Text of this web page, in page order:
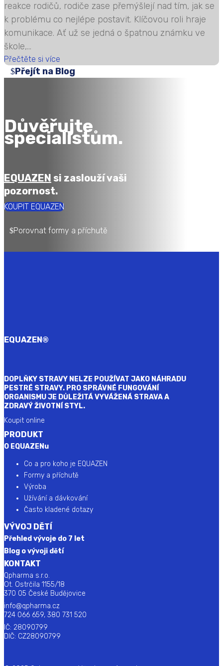
reakce rodičů, rodiče zase přemýšlejí nad tím, jak se
k problému co nejlépe postavit. Klíčovou roli hraje
komunikace. Ať už se jedná o špatnou známku ve
škole,...
Přečtěte si více
Přejít na Blog
Důvěřujte
specialistům.
EQUAZEN si zaslouží vaši
pozornost.
KOUPIT EQUAZEN
Porovnat formy a příchutě
EQUAZEN®
DOPLŇKY STRAVY NELZE POUŽÍVAT JAKO NÁHRADU
PESTRÉ STRAVY. PRO SPRÁVNÉ FUNGOVÁNÍ
ORGANISMU JE DŮLEŽITÁ VYVÁŽENÁ STRAVA A
ZDRAVÝ ŽIVOTNÍ STYL.
Koupit online
PRODUKT
O EQUAZENu
Co a pro koho je EQUAZEN
Formy a příchutě
Výroba
Užívání a dávkování
Často kladené dotazy
VÝVOJ DĚTÍ
Přehled vývoje do 7 let
Blog o vývoji dětí
KONTAKT
Qpharma s.r.o.
Ot. Ostrčila 1155/18
370 05 České Budějovice
info@qpharma.cz
724 066 659, 380 731 520
IČ: 28090799
DIČ: CZ28090799